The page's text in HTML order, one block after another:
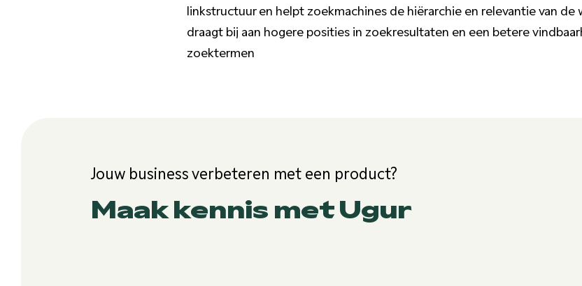
linkstructuur en helpt zoekmachines de hiërarchie en relevantie van
draagt bij aan hogere posities in zoekresultaten en een betere
zoektermen
Jouw business verbeteren met een product?
Maak kennis met Ugur